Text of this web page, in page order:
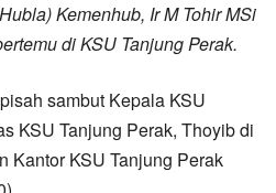
Kemenhub, Ir M Tohir MSi
di KSU Tanjung Perak.
sambut Kepala KSU
KSU Tanjung Perak, Thoyib di
Kantor KSU Tanjung Perak